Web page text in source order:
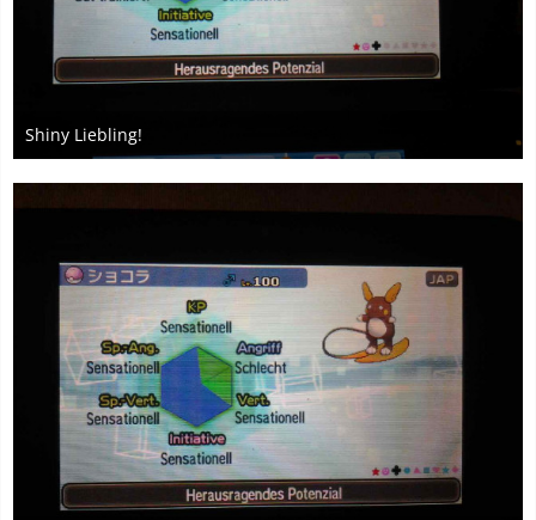
Shiny Liebling!
18. Mai 2017